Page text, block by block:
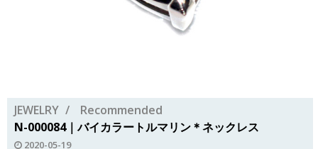
JEWELRY
Recommended
N-000084｜バイカラートルマリン＊ネックレス
2020-05-19